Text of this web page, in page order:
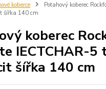
koberce
Potahový koberec
šířka 140 cm
koberec
IECTCHAR-5
šířka 140 cm